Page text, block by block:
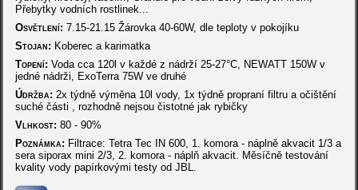
Přebytky vodních rostlinek...
Osvětlení: 7.15-21.15 Žárovka 40-60W, dle teploty v pokojíku
Stojan: Koberec a karimatka
Topení: Voda cca 120l v každé z nádrží 25-27°C, NEWATT 150W v
jedné nádrži, ExoTerra 75W ve druhé
Údržba: 2x týdně výměna 10l vody, 1x týdně propraní filtru a očištění
suché části , rozhodně nejsou čistotné jak rybičky
Vlhkost: 80 - 90%
Poznámka: Filtrace: Tetra Tec IN 600, 1. komora - náplně akvacit 1/3 a
sera siporax mini 2/3, 2. komora - náplň akvacit. Měsíčně testování
kvality vody papírkovými testy od JBL.